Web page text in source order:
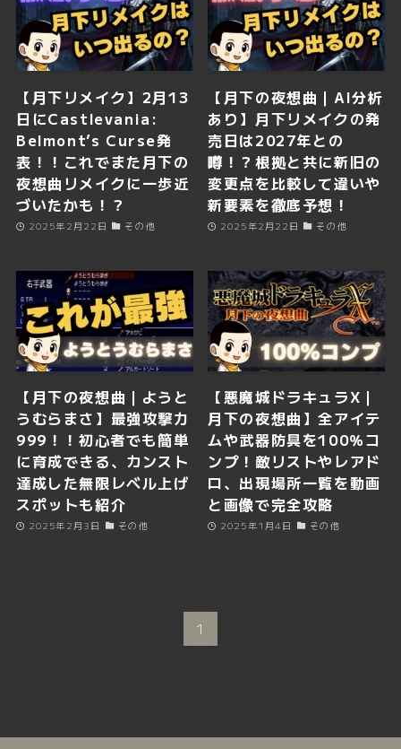
【月下リメイク】2月13
日にCastlevania:
Belmont’s Curse発
表！！これでまた月下の
夜想曲リメイクに一歩近
づいたかも！？
2025年2月22日 その他
【月下の夜想曲｜AI分析
あり】月下リメイクの発
売日は2027年との
噂！？根拠と共に新旧の
変更点を比較して違いや
新要素を徹底予想！
2025年2月22日 その他
【月下の夜想曲｜ようと
うむらまさ】最強攻撃力
999！！初心者でも簡単
に育成できる、カンスト
達成した無限レベル上げ
スポットも紹介
2025年2月3日 その他
【悪魔城ドラキュラX｜
月下の夜想曲】全アイテ
ムや武器防具を100％コ
ンプ！敵リストやレアド
ロ、出現場所一覧を動画
と画像で完全攻略
2025年1月4日 その他
1